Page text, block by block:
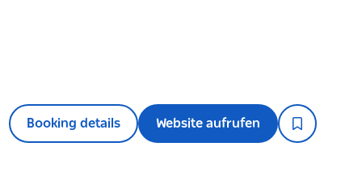
Booking details Website aufrufen